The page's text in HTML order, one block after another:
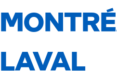
LAVAL